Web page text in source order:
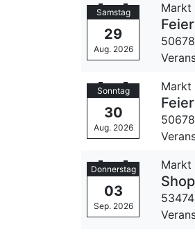
Samstag
29
Aug. 2026
Markt
Sonntag
30
Aug. 2026
Markt
Donnerstag
03
Sep. 2026
Markt